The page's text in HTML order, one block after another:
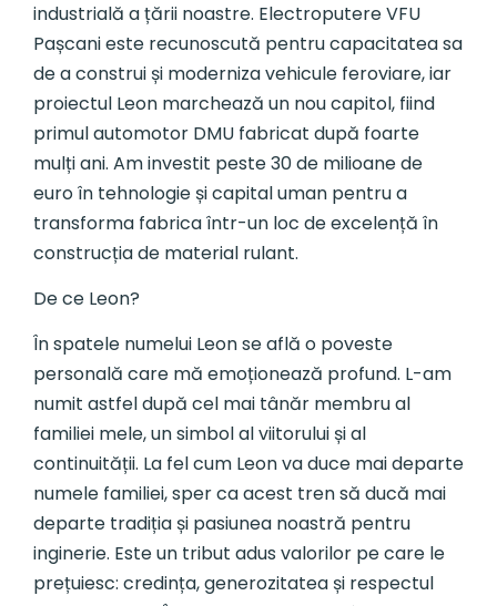
industrială a țării noastre. Electroputere VFU
Pașcani este recunoscută pentru capacitatea sa
de a construi și moderniza vehicule feroviare, iar
proiectul Leon marchează un nou capitol, fiind
primul automotor DMU fabricat după foarte
mulți ani. Am investit peste 30 de milioane de
euro în tehnologie și capital uman pentru a
transforma fabrica într-un loc de excelență în
construcția de material rulant.
De ce Leon?
În spatele numelui Leon se află o poveste
personală care mă emoționează profund. L-am
numit astfel după cel mai tânăr membru al
familiei mele, un simbol al viitorului și al
continuității. La fel cum Leon va duce mai departe
numele familiei, sper ca acest tren să ducă mai
departe tradiția și pasiunea noastră pentru
inginerie. Este un tribut adus valorilor pe care le
prețuiesc: credința, generozitatea și respectul